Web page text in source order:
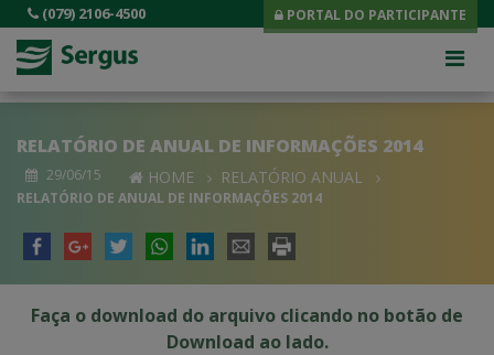
(079) 2106-4500 PORTAL DO PARTICIPANTE
RELATÓRIO DE ANUAL DE INFORMAÇÕES 2014
29/06/15 HOME RELATÓRIO ANUAL
RELATÓRIO DE ANUAL DE INFORMAÇÕES 2014
Faça o download do arquivo clicando no botão de
Download ao lado.